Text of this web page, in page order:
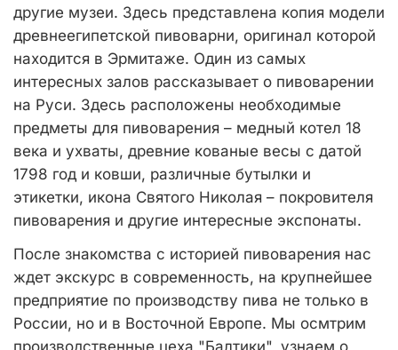
другие музеи. Здесь представлена копия модели
древнеегипетской пивоварни, оригинал которой
находится в Эрмитаже. Один из самых
интересных залов рассказывает о пивоварении
на Руси. Здесь расположены необходимые
предметы для пивоварения – медный котел 18
века и ухваты, древние кованые весы с датой
1798 год и ковши, различные бутылки и
этикетки, икона Святого Николая – покровителя
пивоварения и другие интересные экспонаты.
После знакомства с историей пивоварения нас
ждет экскурс в современность, на крупнейшее
предприятие по производству пива не только в
России, но и в Восточной Европе. Мы осмтрим
производственные цеха "Балтики", узнаем о